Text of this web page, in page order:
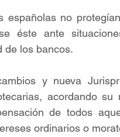
no
éste ante
de los bancos.
y nueva
acordando su
de todos
ordinarios o